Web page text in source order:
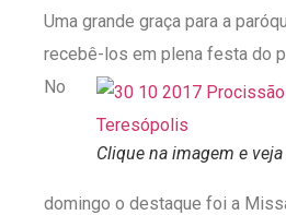
Uma grande graça para a
recebê-los em plena festa do
Clique na imagem e
No
domingo o destaque foi a